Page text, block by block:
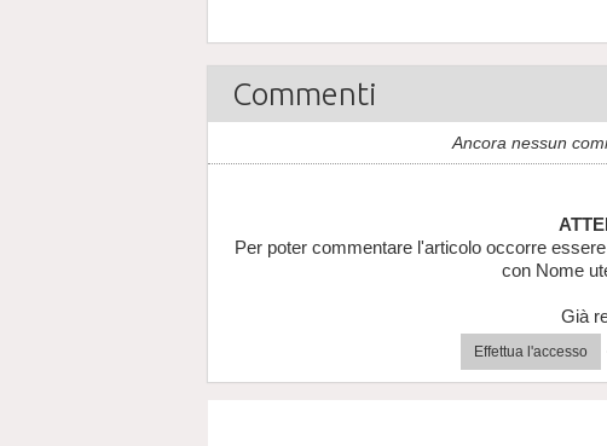
Commenti
Ancora nessun
Per poter commentare l'articolo occorre
con Nome
Già
Effettua l'accesso